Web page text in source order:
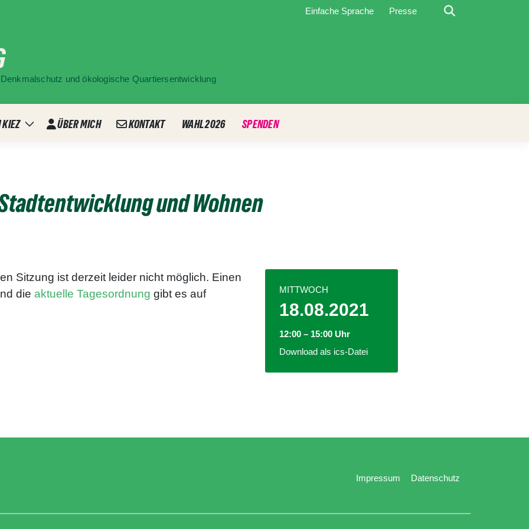
Einfache Sprache Presse Suche
und ökologische Quartiersentwicklung
KIEZ
Zeige
ÜBER MICH KONTAKT WAHL 2026 SPENDEN
und Wohnen
Sitzung ist derzeit leider nicht möglich. Einen
die aktuelle Tagesordnung gibt es auf
MITTWOCH
18.08.2021
12:00 – 15:00 Uhr
Download als ics-Datei
Impressum Datenschutz